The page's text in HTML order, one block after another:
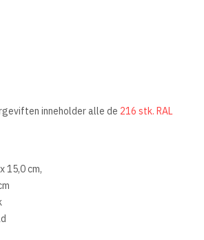
inneholder alle de 216 stk. RAL
15,0 cm,